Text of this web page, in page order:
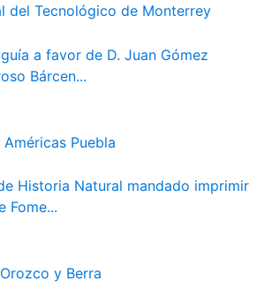
del Tecnológico de Monterrey
a favor de D. Juan Gómez
Bárcen...
Puebla
Historia Natural mandado imprimir
Fome...
y Berra